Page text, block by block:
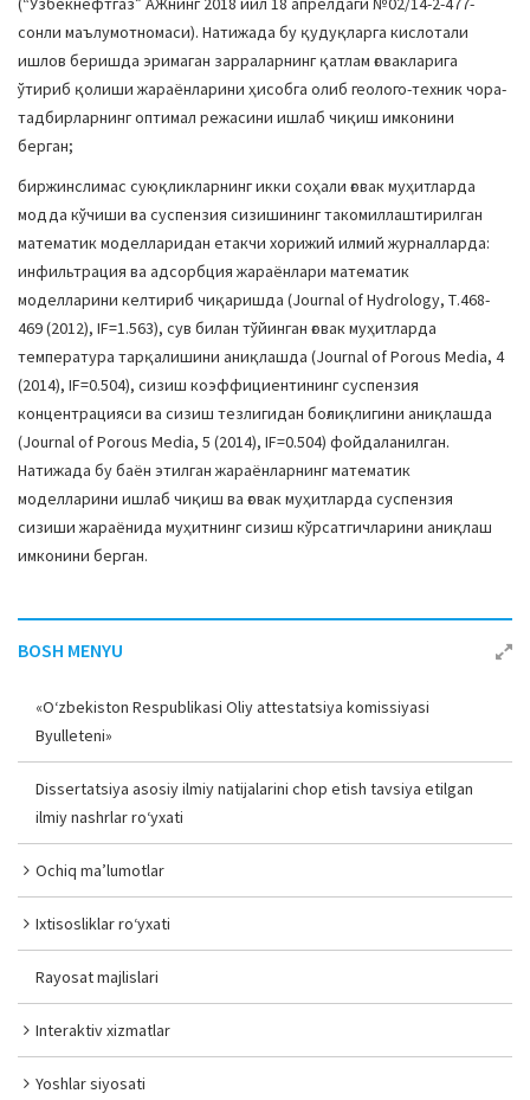
сонли маълумотномаси). Натижада бу қудуқларга кислотали
ишлов беришда эримаган зарраларнинг қатлам ғовакларига
ўтириб қолиши жараёнларини ҳисобга олиб геолого-техник чора-
тадбирларнинг оптимал режасини ишлаб чиқиш имконини
берган;
биржинслимас суюқликларнинг икки соҳали ғовак муҳитларда
модда кўчиши ва суспензия сизишининг такомиллаштирилган
математик моделларидан етакчи хорижий илмий журналларда:
инфильтрация ва адсорбция жараёнлари математик
моделларини келтириб чиқаришда (Journal of Hydrology, Т.468-
469 (2012), IF=1.563), сув билан тўйинган ғовак муҳитларда
температура тарқалишини аниқлашда (Journal of Porous Media, 4
(2014), IF=0.504), сизиш коэффициентининг суспензия
концентрацияси ва сизиш тезлигидан боғлиқлигини аниқлашда
(Journal of Porous Media, 5 (2014), IF=0.504) фойдаланилган.
Натижада бу баён этилган жараёнларнинг математик
моделларини ишлаб чиқиш ва ғовак муҳитларда суспензия
сизиши жараёнида муҳитнинг сизиш кўрсатгичларини аниқлаш
имконини берган.
BOSH MENYU
«O‘zbekiston Respublikasi Oliy attestatsiya komissiyasi
Byulleteni»
Dissertatsiya asosiy ilmiy natijalarini chop etish tavsiya etilgan
ilmiy nashrlar ro‘yxati
Ochiq ma’lumotlar
Ixtisosliklar ro‘yxati
Rayosat majlislari
Interaktiv xizmatlar
Yoshlar siyosati